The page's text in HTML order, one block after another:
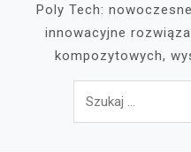
Poly Tech:
innowacyjne
kompozytowych,
Szukaj: